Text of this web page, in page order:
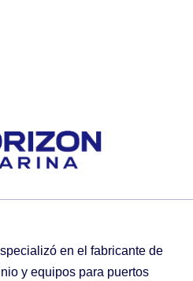
en el fabricante de
y equipos para puertos